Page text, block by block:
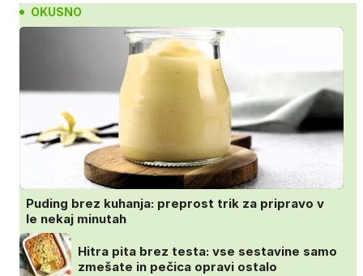
OKUSNO
Puding brez kuhanja: preprost trik za pripravo v
le nekaj minutah
Hitra pita brez testa: vse sestavine samo
zmešate in pečica opravi ostalo